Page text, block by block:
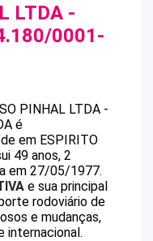
LTDA -
0001-
PINHAL LTDA -
é
em ESPIRITO
49 anos, 2
em 27/05/1977.
e sua principal
rodoviário de
e mudanças,
internacional.